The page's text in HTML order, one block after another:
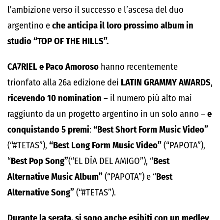
l’ambizione verso il successo e l’ascesa del duo
argentino eche anticipa il loro prossimo album in
studio “TOP OF THE HILLS”.
CA7RIELe Paco Amoroso hanno recentemente
trionfato alla 26a edizione dei LATIN GRAMMY AWARDS,
ricevendo 10 nomination – il numero più alto mai
raggiunto da un progetto argentino in un solo anno –e
conquistando 5 premi: “Best Short Form Music Video”
(“#TETAS”), “Best Long Form Music Video”(“PAPOTA”),
“Best Pop Song”(“EL DÍA DEL AMIGO”), “Best
Alternative Music Album”(“PAPOTA”) e “Best
Alternative Song”(“#TETAS”).